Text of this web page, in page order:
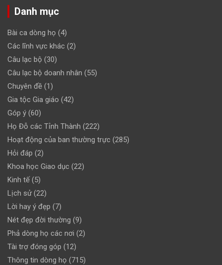
Danh mục
Bài ca dòng họ (4)
Các lĩnh vực khác (2)
Câu lạc bộ (30)
Câu lạc bộ doanh nhân (55)
Chuyên đề (1)
Gia tộc Gia giáo (42)
Góp ý (60)
Họ Đỗ các Tỉnh Thành (222)
Hoạt động của ban thường trực (285)
Hỏi đáp (2)
Khoa học Giao dục (22)
Kinh tế(5)
Lịch sử(22)
Lời hay ý đẹp (7)
Nét đẹp đời thường (9)
Phả dòng họ các nơi (2)
Tài trợ đóng góp (12)
Thông tin dòng họ (715)